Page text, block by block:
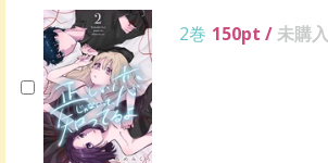
2巻 150pt /未購入